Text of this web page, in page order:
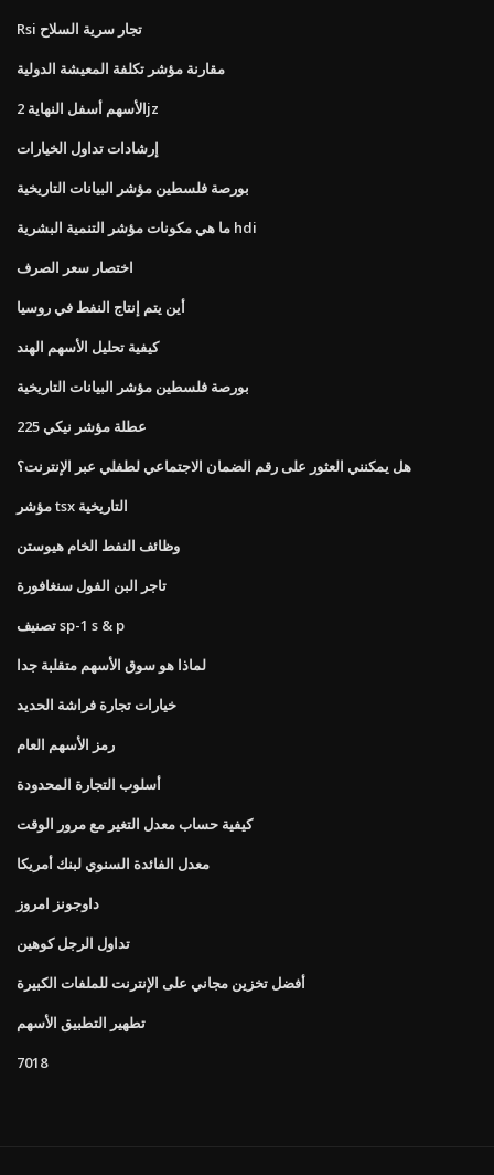
Rsi تجار سرية السلاح
مقارنة مؤشر تكلفة المعيشة الدولية
الأسهم أسفل النهاية 2jz
إرشادات تداول الخيارات
بورصة فلسطين مؤشر البيانات التاريخية
ما هي مكونات مؤشر التنمية البشرية hdi
اختصار سعر الصرف
أين يتم إنتاج النفط في روسيا
كيفية تحليل الأسهم الهند
بورصة فلسطين مؤشر البيانات التاريخية
عطلة مؤشر نيكي 225
هل يمكنني العثور على رقم الضمان الاجتماعي لطفلي عبر الإنترنت؟
مؤشر tsx التاريخية
وظائف النفط الخام هيوستن
تاجر البن الفول سنغافورة
تصنيف sp-1 s & p
لماذا هو سوق الأسهم متقلبة جدا
خيارات تجارة فراشة الحديد
رمز الأسهم العام
أسلوب التجارة المحدودة
كيفية حساب معدل التغير مع مرور الوقت
معدل الفائدة السنوي لبنك أمريكا
داوجونز امروز
تداول الرجل كوهين
أفضل تخزين مجاني على الإنترنت للملفات الكبيرة
تطهير التطبيق الأسهم
7018